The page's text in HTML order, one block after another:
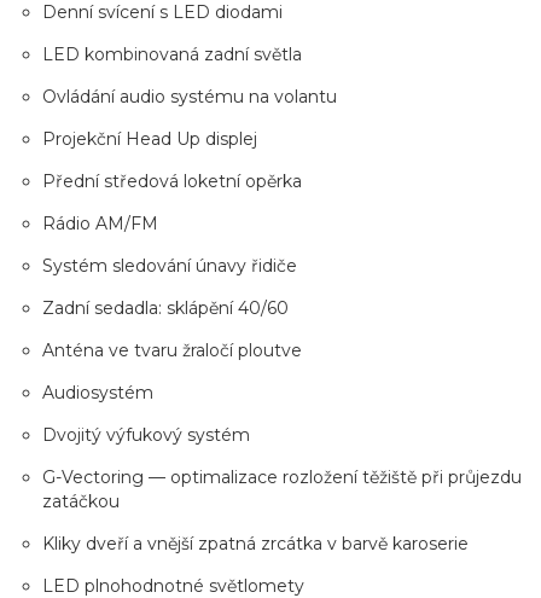
Denní svícení s LED diodami
LED kombinovaná zadní světla
Ovládání audio systému na volantu
Projekční Head Up displej
Přední středová loketní opěrka
Rádio AM/FM
Systém sledování únavy řidiče
Zadní sedadla: sklápění 40/60
Anténa ve tvaru žraločí ploutve
Audiosystém
Dvojitý výfukový systém
G-Vectoring — optimalizace rozložení těžiště při průjezdu
zatáčkou
Kliky dveří a vnější zpatná zrcátka v barvě karoserie
LED plnohodnotné světlomety